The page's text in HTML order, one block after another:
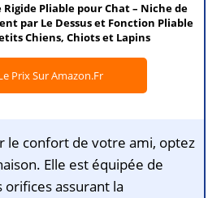
Rigide Pliable pour Chat – Niche de
par Le Dessus et Fonction Pliable
Chiens, Chiots et Lapins
Prix Sur Amazon.fr
le confort de votre ami, optez
Elle est équipée de
assurant la